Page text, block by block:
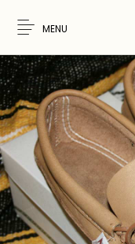
MENU
Nouveaux
Produits